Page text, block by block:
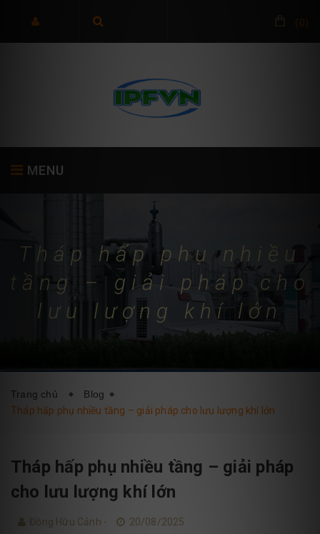
(0)
MENU
GIỚI THIỆU SẢN PHẨM
BLOG LIÊN HỆ
Tháp hấp phụ nhiều
tầng – giải pháp cho
lưu lượng khí lớn
Trang chủ
Blog
Tháp hấp phụ nhiều tầng – giải pháp cho lưu lượng khí lớn
Tháp hấp phụ nhiều tầng – giải pháp
cho lưu lượng khí lớn
Đồng Hữu Cảnh - 20/08/2025